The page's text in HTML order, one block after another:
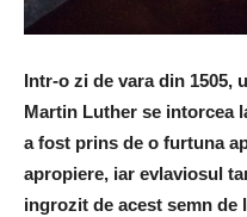
Intr-o zi de vara din 1505,
Martin Luther se intorcea
a fost prins de o furtuna
apropiere, iar evlaviosul
ingrozit de acest semn de